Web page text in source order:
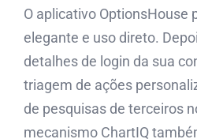
O aplicativo OptionsHouse
elegante e uso direto.
detalhes de login da sua
triagem de ações
de pesquisas de terceiros
mecanismo ChartIQ